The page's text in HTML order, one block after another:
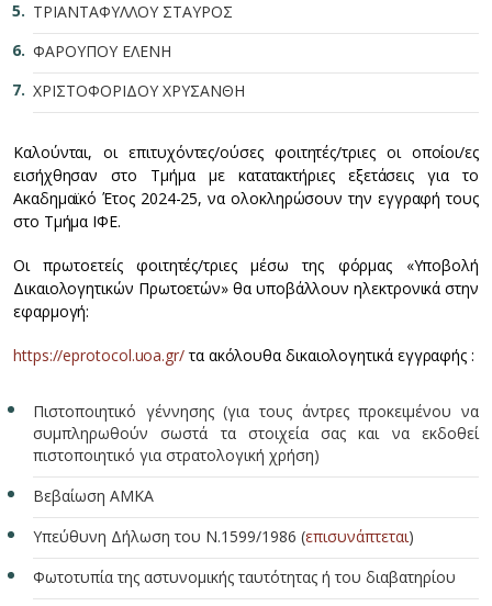
ΤΡΙΑΝΤΑΦΥΛΛΟΥ ΣΤΑΥΡΟΣ
ΦΑΡΟΥΠΟΥ ΕΛΕΝΗ
ΧΡΙΣΤΟΦΟΡΙΔΟΥ ΧΡΥΣΑΝΘΗ
Καλούνται, οι επιτυχόντες/ούσες φοιτητές/τριες οι οποίοι/ες
εισήχθησαν στο Τμήμα με κατατακτήριες εξετάσεις για το
Ακαδημαϊκό Έτος 2024-25, να ολοκληρώσουν την εγγραφή τους
στο Τμήμα ΙΦΕ.
Οι πρωτοετείς φοιτητές/τριες μέσω της φόρμας «Υποβολή
Δικαιολογητικών Πρωτοετών» θα υποβάλλουν ηλεκτρονικά στην
εφαρμογή:
https://eprotocol.uoa.gr/τα ακόλουθα δικαιολογητικά εγγραφής :
Πιστοποιητικό γέννησης (για τους άντρες προκειμένου να
συμπληρωθούν σωστά τα στοιχεία σας και να εκδοθεί
πιστοποιητικό για στρατολογική χρήση)
Βεβαίωση ΑΜΚΑ
Υπεύθυνη Δήλωση του Ν.1599/1986 (επισυνάπτεται)
Φωτοτυπία της αστυνομικής ταυτότητας ή του διαβατηρίου